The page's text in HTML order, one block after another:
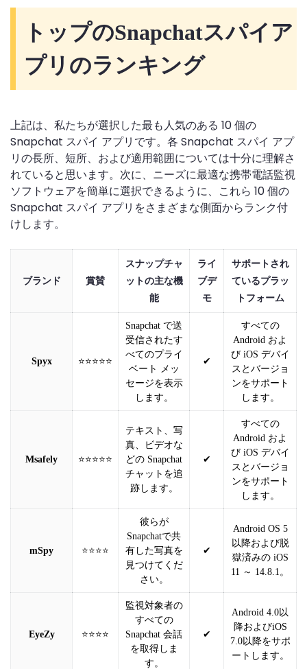
トップのSnapchatスパイア
プリのランキング
上記は、私たちが選択した最も人気のある 10 個の
Snapchat スパイ アプリです。各 Snapchat スパイ アプ
リの長所、短所、および適用範囲については十分に理解さ
れていると思います。次に、ニーズに最適な携帯電話監視
ソフトウェアを簡単に選択できるように、これら 10 個の
Snapchat スパイ アプリをさまざまな側面からランク付
けします。
ブランド 賞賛
スナップチャ
ットの主な機
能
ライ
ブデ
モ
サポートされ
ているプラ​​ッ
トフォーム
Spyx ⭐⭐⭐⭐⭐
Snapchat で送
受信されたす
べてのプライ
ベート メッ
セージを表示
します。
✔
すべての
Android およ
び iOS デバイ
スとバージョ
ンをサポート
します。
Msafely ⭐⭐⭐⭐⭐
テキスト、写
真、ビデオな
どの Snapchat
チャットを追
跡します。
✔
すべての
Android およ
び iOS デバイ
スとバージョ
ンをサポート
します。
mSpy ⭐⭐⭐⭐
彼らが
Snapchatで共
有した写真を
見つけてくだ
さい。
✔
Android OS 5
以降および脱
獄済みの iOS
11 ～ 14.8.1。
EyeZy ⭐⭐⭐⭐
監視対象者の
すべての
Snapchat 会話
を取得しま
す。
✔
Android 4.0以
降およびiOS
7.0以降をサポ
ートします。